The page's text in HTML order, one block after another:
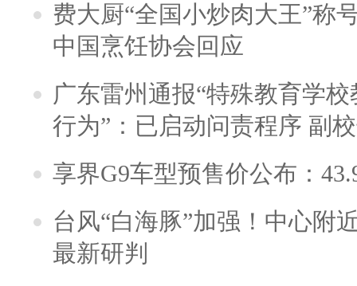
费大厨“全国小炒肉大王”称
中国烹饪协会回应
广东雷州通报“特殊教育学
行为”：已启动问责程序 副
享界G9车型预售价公布：
台风“白海豚”加强！中心附
最新研判